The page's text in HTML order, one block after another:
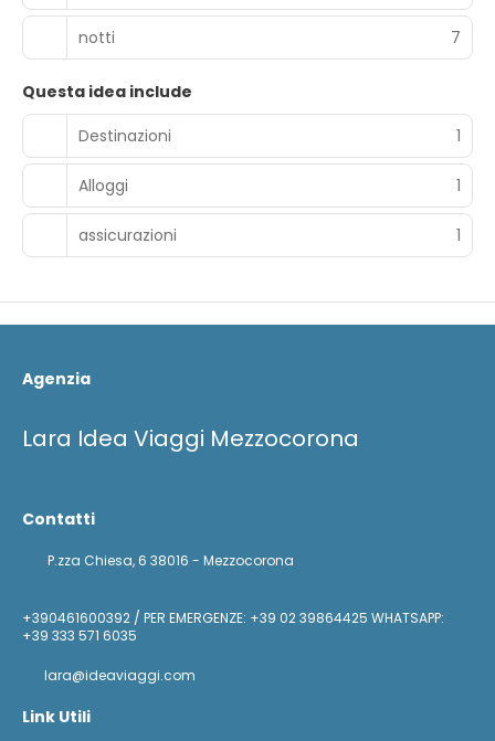
notti 7
Questa idea include
Destinazioni
1
Alloggi 1
assicurazioni 1
Agenzia
Lara Idea Viaggi Mezzocorona
Contatti
P.zza Chiesa, 6 38016 - Mezzocorona
+390461600392 / PER EMERGENZE: +39 02 39864425 WHATSAPP:
+39 333 571 6035
lara@ideaviaggi.com
Link Utili